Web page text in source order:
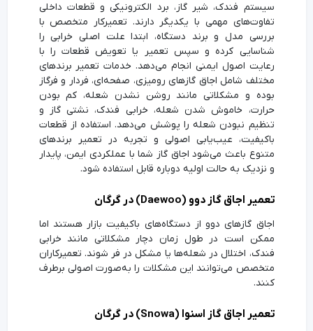
سیستم فندک، شیر گاز، برد الکترونیکی و قطعات داخلی
تفاوت‌های مهمی با یکدیگر دارند. تعمیرکار متخصص با
بررسی مدل و برند دستگاه، ابتدا علت اصلی خرابی را
شناسایی کرده و سپس تعمیر یا تعویض قطعات را با
رعایت اصول ایمنی انجام می‌دهد. خدمات تعمیر برندهای
مختلف شامل اجاق گازهای رومیزی، صفحه‌ای، فردار و فرگاز
بوده و مشکلاتی مانند روشن نشدن شعله، کم بودن
حرارت، خاموش شدن شعله، خرابی فندک، نشتی گاز و
تنظیم نبودن شعله را پوشش می‌دهد. استفاده از قطعات
باکیفیت، عیب‌یابی اصولی و تجربه در تعمیر برندهای
متنوع باعث می‌شود اجاق گاز شما با عملکردی ایمن، پایدار
و نزدیک به حالت اولیه دوباره قابل استفاده شود.
تعمیر اجاق گاز دوو (Daewoo) در گرگان
اجاق گازهای دوو از دستگاه‌های باکیفیت بازار هستند اما
ممکن است در طول زمان دچار مشکلاتی مانند خرابی
فندک، اختلال در شعله‌ها یا مشکل در فر شوند. تعمیرکاران
متخصص می‌توانند این مشکلات را به‌صورت اصولی برطرف
کنند.
تعمیر اجاق گاز اسنوا (Snowa) در گرگان